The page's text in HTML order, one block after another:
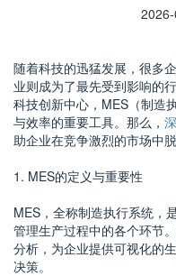
随着科技的迅猛发展，很多
业则成为了最先受到影响的
科技创新中心，MES（制造
与效率的重要工具。那么，
助企业在竞争激烈的市场中
1. MES的定义与重要性
MES，全称制造执行系统，
管理生产过程中的各个环节
分析，为企业提供可视化的
决策。